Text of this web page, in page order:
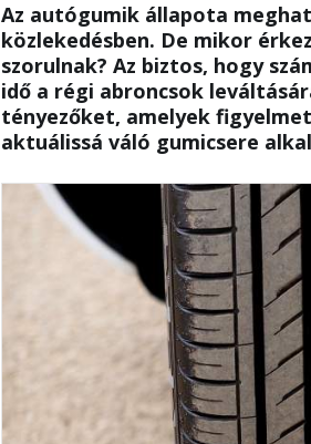
Az autógumik állapota
közlekedésben. De mikor
szorulnak? Az biztos, hogy
idő a régi abroncsok
tényezőket, amelyek
aktuálissá váló gumicsere